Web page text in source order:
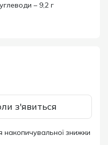
– 9,2 г
з'явиться
накопичувальної знижки